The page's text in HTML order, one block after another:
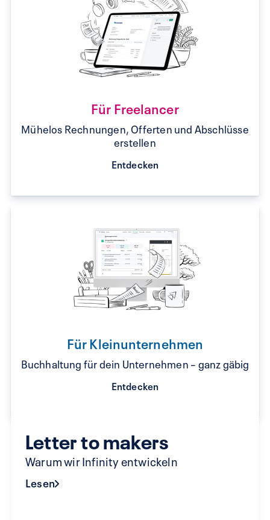
Für Freelancer
Mühelos Rechnungen, Offerten und Abschlüsse
erstellen
Entdecken
Für Kleinunternehmen
Buchhaltung für dein Unternehmen – ganz gäbig
Entdecken
Letter to makers
Warum wir Infinity entwickeln
Lesen